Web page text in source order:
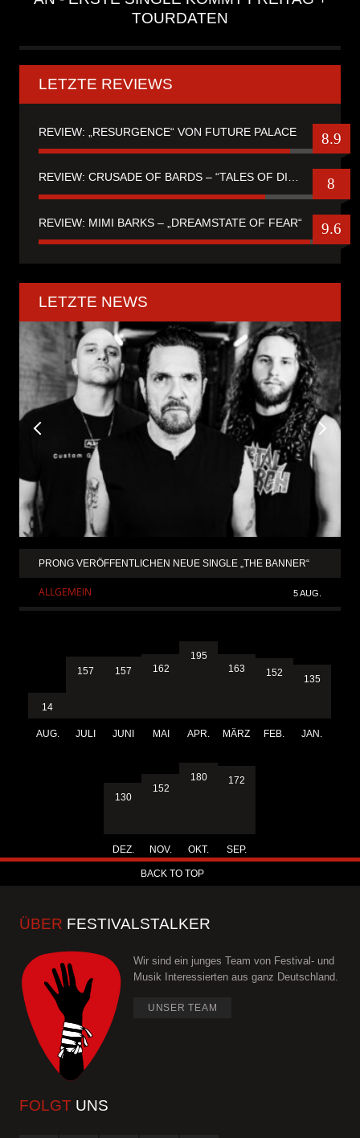
TOURDATEN
LETZTE REVIEWS
REVIEW: „RESURGENCE“ VON FUTURE PALACE 8.9
REVIEW: CRUSADE OF BARDS – “TALES OF DISTANT WORLDS“ 8
REVIEW: MIMI BARKS – „DREAMSTATE OF FEAR“ 9.6
LETZTE NEWS
PRONG VERÖFFENTLICHEN NEUE SINGLE „THE BANNER“
ALLGEMEIN 5 AUG.
14
AUG.
157
JULI
157
JUNI
162
MAI
195
APR.
163
MÄRZ
152
FEB.
135
JAN.
130
DEZ.
152
NOV.
180
OKT.
172
SEP.
BACK TO TOP
ÜBER FESTIVALSTALKER
Wir sind ein junges Team von Festival- und
Musik Interessierten aus ganz Deutschland.
UNSER TEAM
FOLGT UNS